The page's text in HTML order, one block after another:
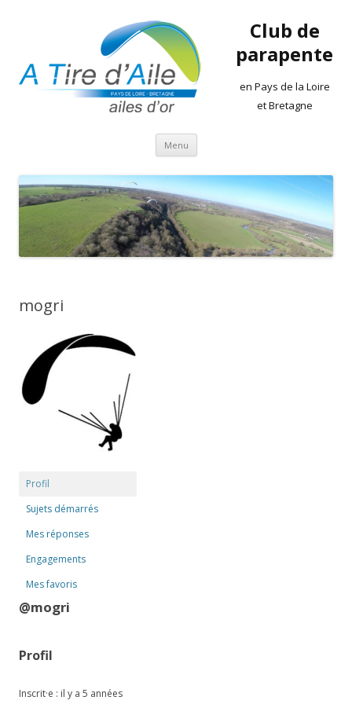
Club de
parapente
en Pays de la Loire
et Bretagne
Menu Aller
contenu
mogri
Profil
Sujets démarrés
Mes réponses
Engagements
Mes favoris
@mogri
Profil
Inscrit·e : il y a 5 années